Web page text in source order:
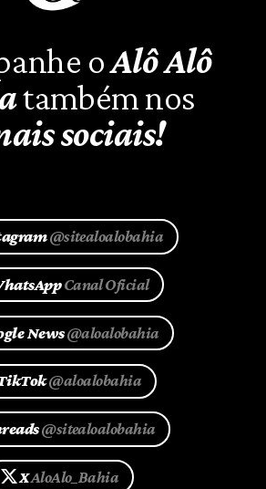
oAlô Alô
também nos
sociais!
@sitealoalobahia
Canal Oficial
News@aloalobahia
@aloalobahia
@sitealoalobahia
XAloAlo_Bahia